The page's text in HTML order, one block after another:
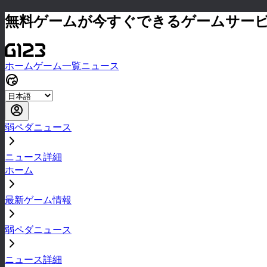
無料ゲームが今すぐできるゲームサー
ホームゲーム一覧ニュース
弱ペダニュース
ニュース詳細
ホーム
最新ゲーム情報
弱ペダニュース
ニュース詳細